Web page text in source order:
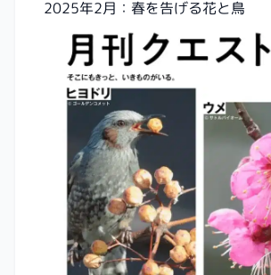
2025年2月：春を告げる花と鳥